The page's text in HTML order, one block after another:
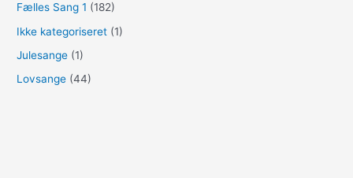
Fælles Sang 1 (182)
Ikke kategoriseret (1)
Julesange (1)
Lovsange (44)